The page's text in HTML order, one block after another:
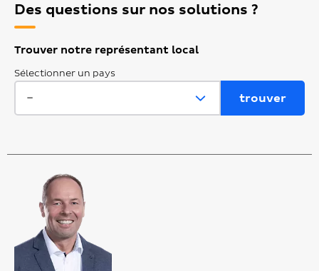
Des questions sur nos solutions ?
Trouver notre représentant local
Sélectionner un pays